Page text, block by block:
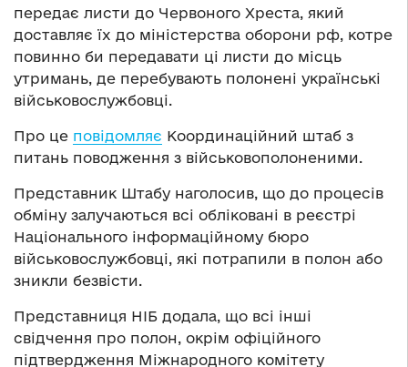
передає листи до Червоного Хреста, який
доставляє їх до міністерства оборони рф, котре
повинно би передавати ці листи до місць
утримань, де перебувають полонені українські
військовослужбовці.
Про це повідомляє Координаційний штаб з
питань поводження з військовополоненими.
Представник Штабу наголосив, що до процесів
обміну залучаються всі обліковані в реєстрі
Національного інформаційному бюро
військовослужбовці, які потрапили в полон або
зникли безвісти.
Представниця НІБ додала, що всі інші
свідчення про полон, окрім офіційного
підтвердження Міжнародного комітету